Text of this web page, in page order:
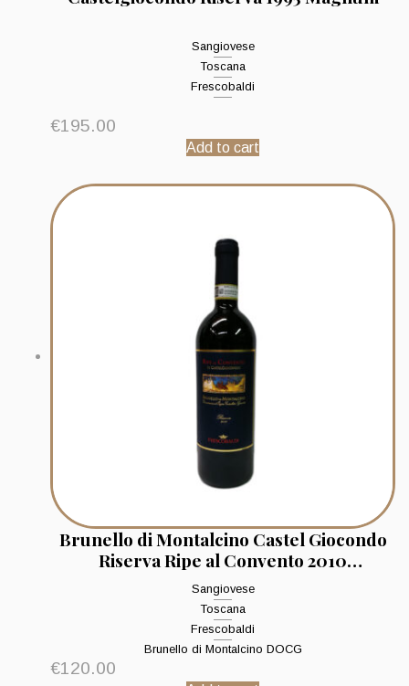
Sangiovese
Toscana
Frescobaldi
€195.00
Add to cart
Brunello di Montalcino Castel Giocondo
Riserva Ripe al Convento 2010
Frescobaldi
Sangiovese
Toscana
Frescobaldi
Brunello di Montalcino DOCG
€120.00